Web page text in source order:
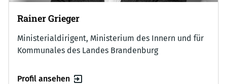
Rainer Grieger
Ministerialdirigent, Ministerium des Innern und für
Kommunales des Landes Brandenburg
Profil ansehen